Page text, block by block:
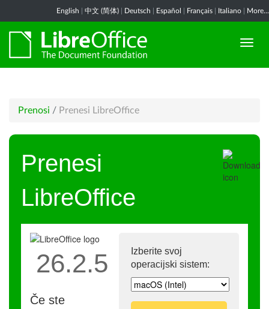
English 中文 (简体) Deutsch Español Français Italiano More...
Prenosi / Prenesi LibreOffice
Prenesi
LibreOffice
Izberite svoj
operacijski sistem:
26.2.5
Če ste